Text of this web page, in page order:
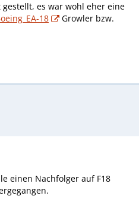
es war wohl eher eine
18
Growler bzw.
einen Nachfolger auf F18